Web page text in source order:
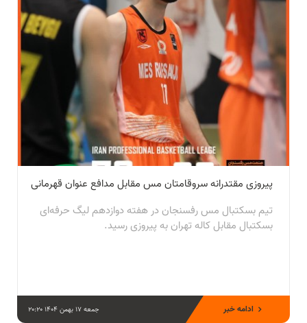
پیروزی مقتدرانه سروقامتان مس مقابل مدافع عنوان قهرمانی
تیم بسکتبال مس رفسنجان در هفته دوازدهم لیگ حرفه‌ای
بسکتبال مقابل کاله تهران به پیروزی رسید.
جمعه 17 بهمن 1404 20:20 ادامه خبر